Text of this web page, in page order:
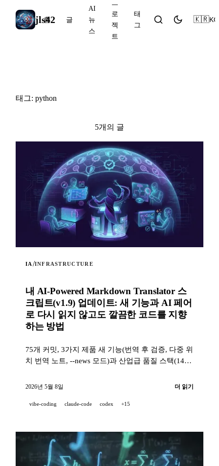
jls42
홈 글
AI
뉴
스
프
로
젝
트
태
그
🇰🇷KO
태그: python
5개의 글
IA /INFRASTRUCTURE
내 AI-Powered Markdown Translator 스
크립트(v1.9) 업데이트: 새 기능과 AI 페어
로 다시 읽지 않고도 깔끔한 코드를 지향
하는 방법
75개 커밋, 3가지 제품 새 기능(번역 후 검증, 다중 위
치 번역 노트, --news 모드)과 산업급 품질 스택(14개
100 % AI 페어로 개발될 때도 깨끗한 코드를 지향하
2026년 5월 8일 더 읽기
vibe-coding claude-code codex +15